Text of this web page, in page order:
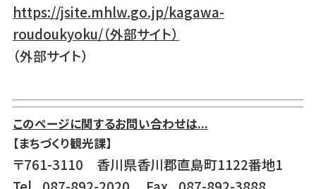
https://jsite.mhlw.go.jp/kagawa-
roudoukyoku/（外部サイト）
（外部サイト）
このページに関するお問い合わせは...
【まちづくり観光課】
〒761-3110 香川県香川郡直島町1122番地1